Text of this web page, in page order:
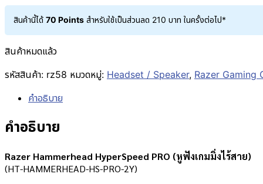
สินค้านี้ได้ 70 Points สำหรับใช้เป็นส่วนลด 210 บาท ในครั้งต่อไป*
สินค้าหมดแล้ว
รหัสสินค้า: rz58 หมวดหมู่: Headset / Speaker, Razer Gaming
คำอธิบาย
คำอธิบาย
Razer Hammerhead HyperSpeed PRO (หูฟังเกมมิ่งไร้สาย)
(HT-HAMMERHEAD-HS-PRO-2Y)